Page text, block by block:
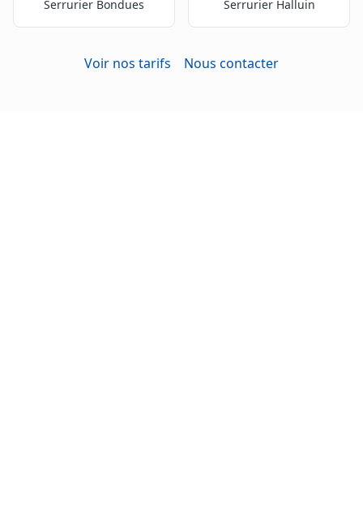
Serrurier Bondues Serrurier Halluin
Voir nos tarifs Nous contacter